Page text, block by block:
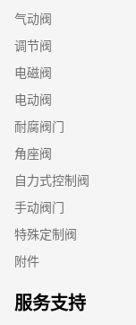
气动阀
调节阀
电磁阀
电动阀
耐腐阀门
角座阀
自力式控制阀
手动阀门
特殊定制阀
附件
服务支持